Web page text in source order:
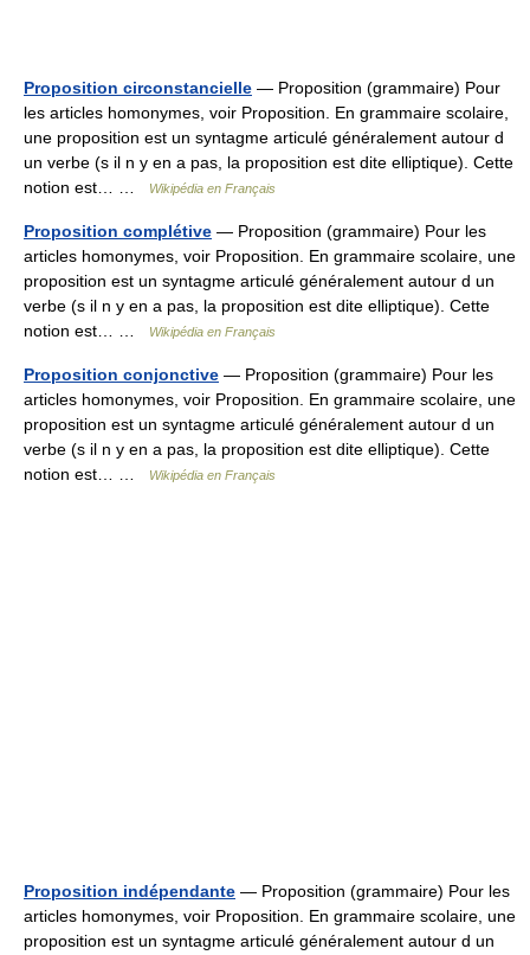
Proposition circonstancielle — Proposition (grammaire) Pour
les articles homonymes, voir Proposition. En grammaire scolaire,
une proposition est un syntagme articulé généralement autour d
un verbe (s il n y en a pas, la proposition est dite elliptique). Cette
notion est… …
Wikipédia en Français
Proposition complétive — Proposition (grammaire) Pour les
articles homonymes, voir Proposition. En grammaire scolaire, une
proposition est un syntagme articulé généralement autour d un
verbe (s il n y en a pas, la proposition est dite elliptique). Cette
notion est… …
Wikipédia en Français
Proposition conjonctive — Proposition (grammaire) Pour les
articles homonymes, voir Proposition. En grammaire scolaire, une
proposition est un syntagme articulé généralement autour d un
verbe (s il n y en a pas, la proposition est dite elliptique). Cette
notion est… …
Wikipédia en Français
Proposition indépendante — Proposition (grammaire) Pour les
articles homonymes, voir Proposition. En grammaire scolaire, une
proposition est un syntagme articulé généralement autour d un